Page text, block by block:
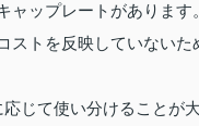
ップレートがあります。
トを反映していない
じて使い分けることが大